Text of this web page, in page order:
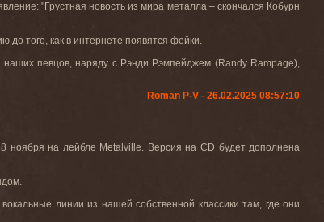
"Грустная новость из мира металла – скончался Кобурн
до того, как в интернете появятся фейки.
певцов, наряду с Рэнди Рэмпейджем (Randy Rampage),
Roman P-V - 26.02.2025 08:57:10
8 ноября на лейбле Metalville. Версия на CD будет дополнена
линии из нашей собственной классики там, где они